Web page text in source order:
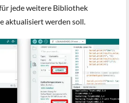
jede weitere Bibliothek
aktualisiert werden soll.